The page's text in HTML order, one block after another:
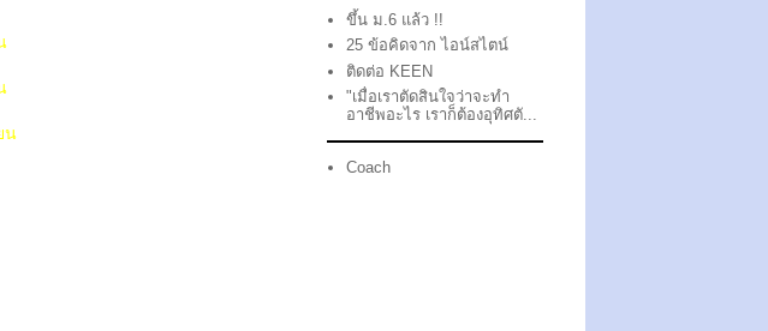
น
ขึ้น ม.6 แล้ว !!
25 ข้อคิดจาก ไอน์สไตน์
ติดต่อ KEEN
"เมื่อเราตัดสินใจว่าจะทำ
อาชีพอะไร เราก็ต้องอุทิศตั...
Coach